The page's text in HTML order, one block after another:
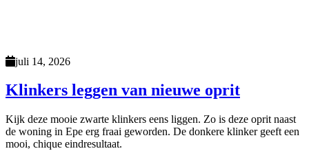
juli 14, 2026
Klinkers leggen van nieuwe oprit
Kijk deze mooie zwarte klinkers eens liggen. Zo is deze oprit naast
de woning in Epe erg fraai geworden. De donkere klinker geeft een
mooi, chique eindresultaat.